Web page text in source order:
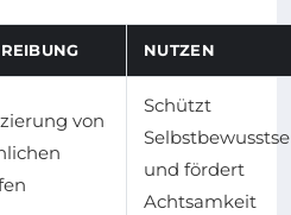
NUTZEN
von
Schützt
und fördert
Achtsamkeit